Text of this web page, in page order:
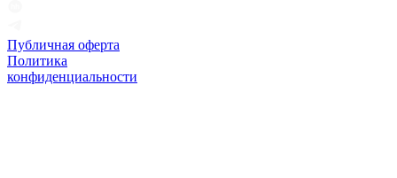
Публичная оферта
Политика
конфиденциальности